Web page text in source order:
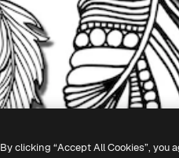
By clicking “Accept All Cookies”, you